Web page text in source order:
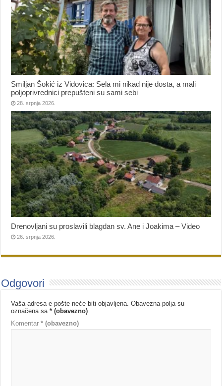
Smiljan Šokić iz Vidovica: Sela mi nikad nije dosta, a mali
poljoprivrednici prepušteni su sami sebi
28. srpnja 2026.
Drenovljani su proslavili blagdan sv. Ane i Joakima – Video
26. srpnja 2026.
Odgovori
Vaša adresa e-pošte neće biti objavljena. Obavezna polja su
označena sa* (obavezno)
Komentar* (obavezno)